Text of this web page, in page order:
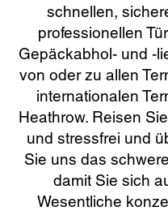
schnellen,
professionellen
Gepäckabhol- und -
von oder zu allen
internationalen
Heathrow. Reisen
und stressfrei und
Sie uns das
damit Sie sich
Wesentliche